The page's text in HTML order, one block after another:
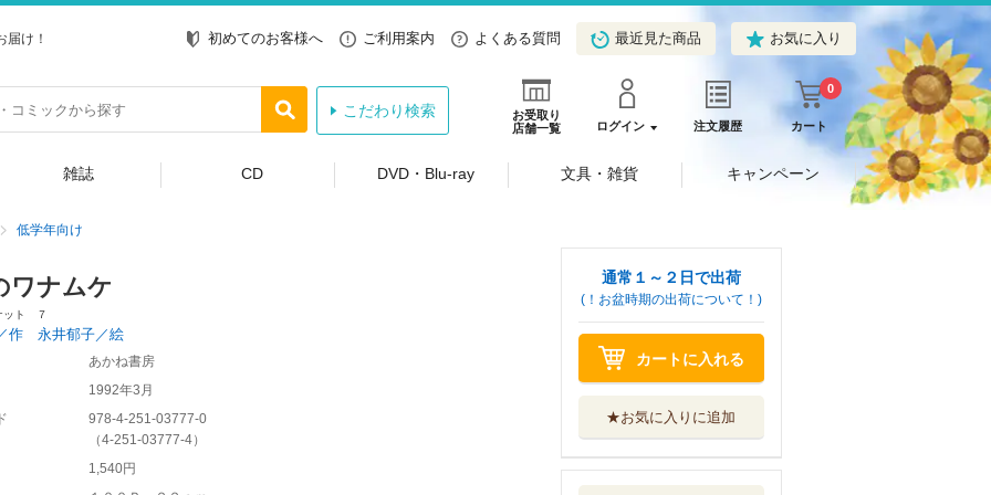
け！ 初めてのお客様へ ご利用案内 よくある質問 最近見た商品 お気に入り
お受取り
店舗一覧
ログイン 注文履歴 カート
0
こだわり検索
雑誌 CD DVD・Blu-ray 文具・雑貨 キャンペーン
低学年向け
ワナムケ
ット ７
作 永井郁子／絵
あかね書房
1992年3月
978-4-251-03777-0
（4-251-03777-4）
1,540円
通常１～２日で出荷
(！お盆時期の出荷について！)
カートに入れる
★お気に入りに追加
わかったさんのチ
ョコレート